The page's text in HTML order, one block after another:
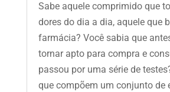
Sabe aquele comprimido que
dores do dia a dia, aquele que
farmácia? Você sabia que
tornar apto para compra e
passou por uma série de
que compõem um conjunto de